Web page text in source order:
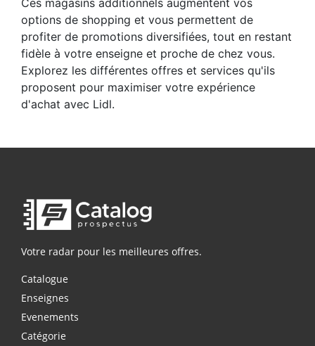
options de shopping et vous permettent de
profiter de promotions diversifiées, tout en restant
fidèle à votre enseigne et proche de chez vous.
Explorez les différentes offres et services qu'ils
proposent pour maximiser votre expérience
d'achat avec Lidl.
Votre radar pour les meilleures offres.
Catalogue
Enseignes
Evenements
Catégorie